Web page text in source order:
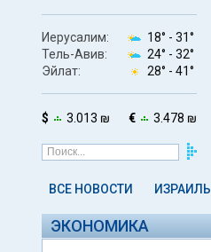
Иерусалим: 18° - 31°
Тель-Авив:
24° - 32°
Эйлат:
28° - 41°
$ 3.013 ₪ € 3.478 ₪
ВСЕ НОВОСТИ ИЗРАИЛЬ
ЭКОНОМИКА